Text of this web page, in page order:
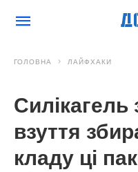
ГОЛОВНА ЛАЙФХАКИ
Силікагель
взуття
кладу ці